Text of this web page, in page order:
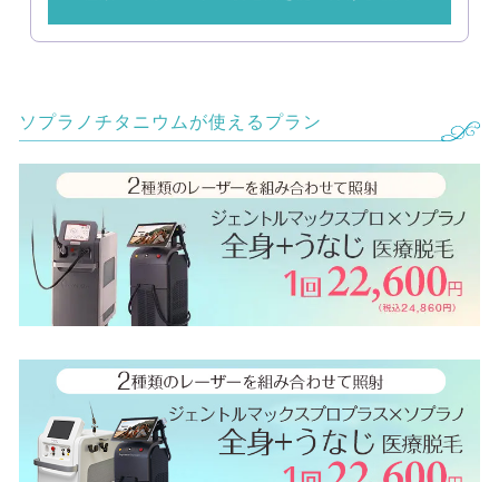
ソプラノチタニウムが使えるプラン